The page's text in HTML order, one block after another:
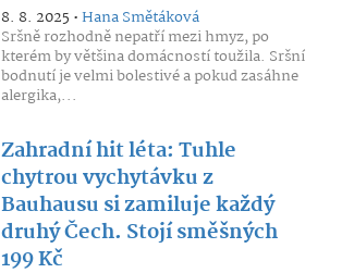
8. 8. 2025 •Hana Smětáková
Sršně rozhodně nepatří mezi hmyz, po
kterém by většina domácností toužila. Sršní
bodnutí je velmi bolestivé a pokud zasáhne
alergika,...
Zahradní hit léta: Tuhle
chytrou vychytávku z
Bauhausu si zamiluje každý
druhý Čech. Stojí směšných
199 Kč